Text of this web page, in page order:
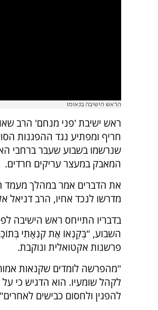
הראש הישיבה בנאומו
ראש ישיבת 'פני מנחם' הרב
חריף ומפתיע נגד ההפגנות
שנרשמו בשבוע שעבר ברחבי
המאבק במעצר עריקים חרדים.
את הדברים אמר במהלך מעמד
מדרשו לנכד אחיו, הרב דניאל
בדבריו התייחס ראש הישיבה
השבוע, "בְּקַנְאוֹ אֶת קִנְאָתִי
פרשנות אקטואלית ונוקבת.
"מהפרשה לומדים שקנאות
לקהל שומעיו. הוא הדגיש כי
להפגין ולחסום כבישים